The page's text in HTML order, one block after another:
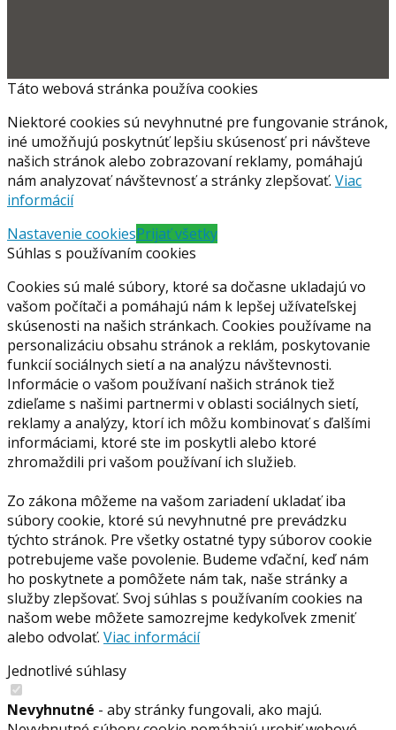
Táto webová stránka používa cookies
Niektoré cookies sú nevyhnutné pre fungovanie stránok,
iné umožňujú poskytnúť lepšiu skúsenosť pri návšteve
našich stránok alebo zobrazovaní reklamy, pomáhajú
nám analyzovať návštevnosť a stránky zlepšovať. Viac
informácií
Nastavenie cookiesPrijať všetky
Súhlas s používaním cookies
Cookies sú malé súbory, ktoré sa dočasne ukladajú vo
vašom počítači a pomáhajú nám k lepšej užívateľskej
skúsenosti na našich stránkach. Cookies používame na
personalizáciu obsahu stránok a reklám, poskytovanie
funkcií sociálnych sietí a na analýzu návštevnosti.
Informácie o vašom používaní našich stránok tiež
zdieľame s našimi partnermi v oblasti sociálnych sietí,
reklamy a analýzy, ktorí ich môžu kombinovať s ďalšími
informáciami, ktoré ste im poskytli alebo ktoré
zhromaždili pri vašom používaní ich služieb.
Zo zákona môžeme na vašom zariadení ukladať iba
súbory cookie, ktoré sú nevyhnutné pre prevádzku
týchto stránok. Pre všetky ostatné typy súborov cookie
potrebujeme vaše povolenie. Budeme vďační, keď nám
ho poskytnete a pomôžete nám tak, naše stránky a
služby zlepšovať. Svoj súhlas s používaním cookies na
našom webe môžete samozrejme kedykoľvek zmeniť
alebo odvolať. Viac informácií
Jednotlivé súhlasy
Nevyhnutné - aby stránky fungovali, ako majú.